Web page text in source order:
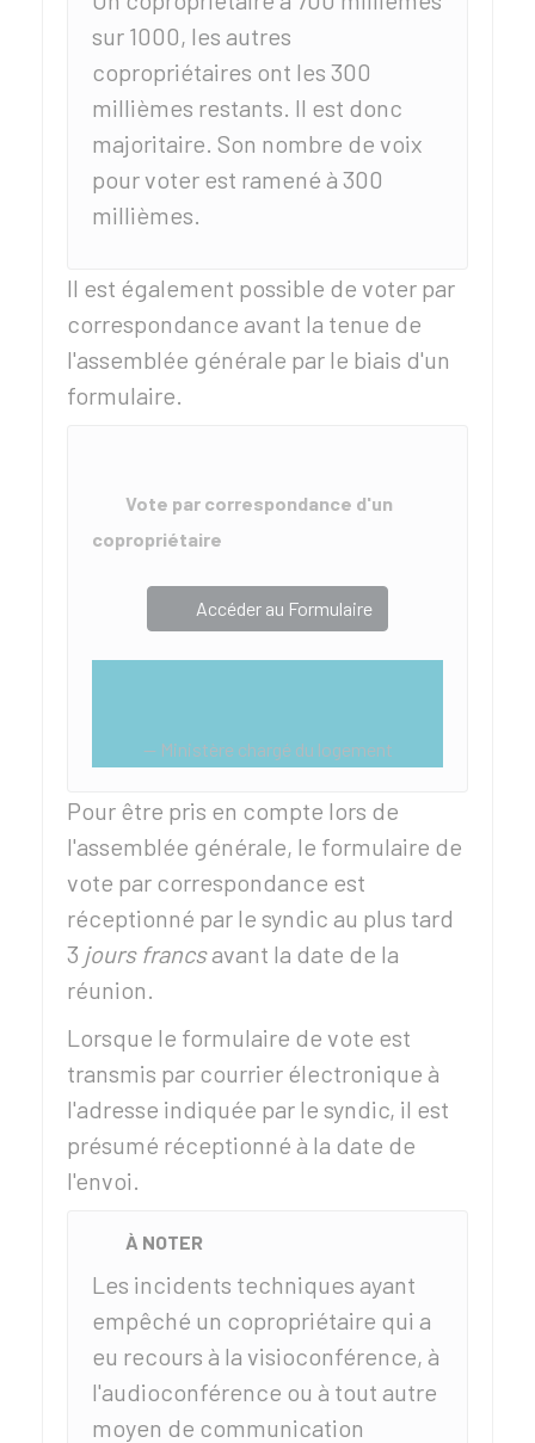
sur 1000, les autres
copropriétaires ont les 300
millièmes restants. Il est donc
majoritaire. Son nombre de voix
pour voter est ramené à 300
millièmes.
Il est également possible de voter par
correspondance avant la tenue de
l'assemblée générale par le biais d'un
formulaire.
Vote par correspondance d'un
copropriétaire
Accéder au Formulaire
Ministère chargé du logement
Pour être pris en compte lors de
l'assemblée générale, le formulaire de
vote par correspondance est
réceptionné par le syndic au plus tard
3 jours francsavant la date de la
réunion.
Lorsque le formulaire de vote est
transmis par courrier électronique à
l'adresse indiquée par le syndic, il est
présumé réceptionné à la date de
l'envoi.
À NOTER
Les incidents techniques ayant
empêché un copropriétaire qui a
eu recours à la visioconférence, à
l'audioconférence ou à tout autre
moyen de communication